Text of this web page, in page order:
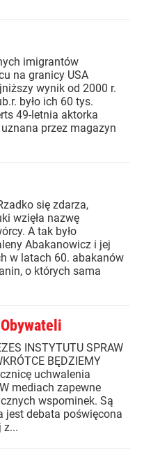
imigrantów
na granicy USA
wynik od 2000 r.
było ich 60 tys.
49-letnia aktorka
przez magazyn
się zdarza,
wzięła nazwę
A tak było
Abakanowicz i jej
w latach 60. abakanów
o których sama
INSTYTUTU SPRAW
BĘDZIEMY
uchwalenia
mediach zapewne
wspominek. Są
jest debata poświęcona
z...